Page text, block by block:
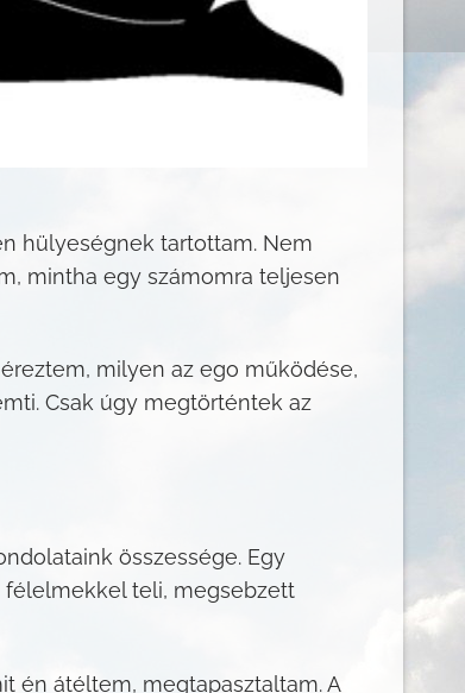
hülyeségnek tartottam. Nem
mintha egy számomra teljesen
milyen az ego működése,
Csak úgy megtörténtek az
összessége. Egy
félelmekkel teli, megsebzett
én átéltem, megtapasztaltam. A